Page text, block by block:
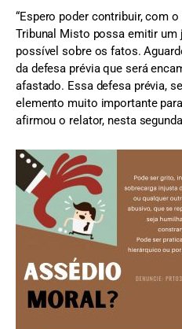
“Espero poder contribuir, com
Tribunal Misto possa emitir um
possível sobre os fatos.
da defesa prévia que será
afastado. Essa defesa prévia,
elemento muito importante
afirmou o relator, nesta